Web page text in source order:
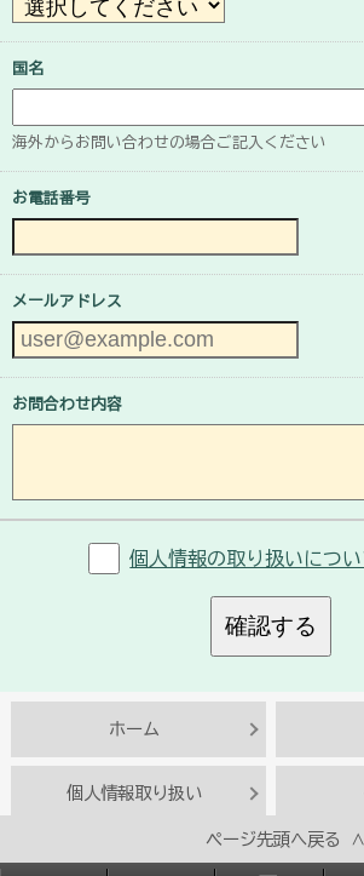
国名
海外からお問い合わせの場合ご記入ください
お電話番号
メールアドレス
お問合わせ内容
個人情報の取り扱いについ
確認する
ページ先頭へ戻る ∧
ホーム
個人情報取り扱い
Copyright© BESTACT SOLUTIONS